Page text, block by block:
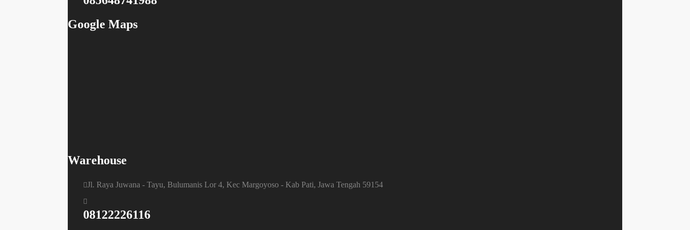
Google Maps
Warehouse
Jl. Raya Juwana - Tayu, Bulumanis Lor 4, Kec Margoyoso - Kab Pati, Jawa Tengah 59154
08122226116